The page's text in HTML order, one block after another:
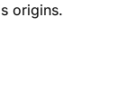
origins.